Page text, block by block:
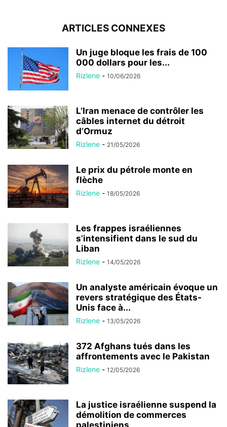
ARTICLES CONNEXES
Un juge bloque les frais de 100
000 dollars pour les...
Rizlene - 10/06/2026
L’Iran menace de contrôler les
câbles internet du détroit
d’Ormuz
Rizlene - 21/05/2026
Le prix du pétrole monte en
flèche
Rizlene - 18/05/2026
Les frappes israéliennes
s’intensifient dans le sud du
Liban
Rizlene - 14/05/2026
Un analyste américain évoque un
revers stratégique des États-
Unis face à...
Rizlene - 13/05/2026
372 Afghans tués dans les
affrontements avec le Pakistan
Rizlene - 12/05/2026
La justice israélienne suspend la
démolition de commerces
palestiniens